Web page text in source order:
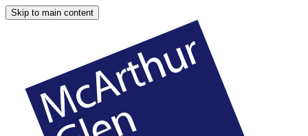
Skip to main content